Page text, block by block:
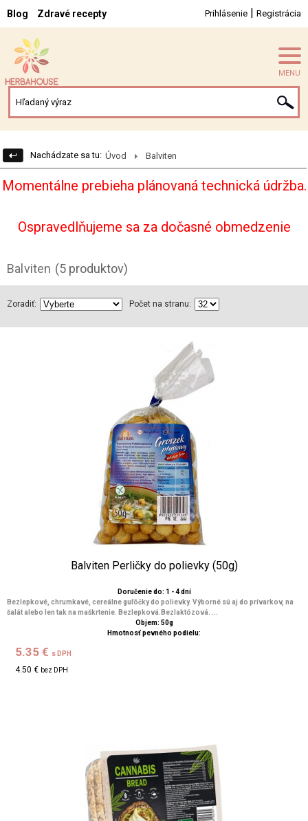
Blog Zdravé recepty Prihlásenie | Registrácia
MENU
Nachádzate sa tu: Úvod Balviten
Momentálne prebieha plánovaná technická údržba.
Ospravedlňujeme sa za dočasné obmedzenie
Balviten (5 produktov)
Zoradiť: Počet na stranu:
Balviten Perličky do polievky (50g)
Doručenie do: 1 - 4 dní
Bezlepkové, chrumkavé, cereálne guľôčky do polievky. Výborné sú aj do prívarkov, na
šalát alebo len tak na maškrtenie. Bezlepková.Bezlaktózová. ...
Objem: 50g
Hmotnosť pevného podielu:
5.35 € s DPH
4.50 € bez DPH